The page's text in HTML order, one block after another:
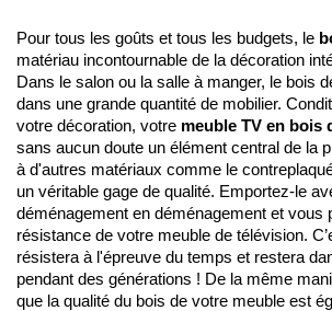
Pour tous les goûts et tous les budgets, le
matériau incontournable de la décoration
Dans le salon ou la salle à manger, le bois
dans une grande quantité de mobilier.
votre décoration, votre meuble TV en bois
sans aucun doute un élément central de la
à d'autres matériaux comme le
un véritable gage de qualité. Emportez-le
déménagement en déménagement et vous
résistance de votre meuble de télévision.
résistera à l'épreuve du temps et restera
pendant des générations ! De la même
que la qualité du bois de votre meuble est